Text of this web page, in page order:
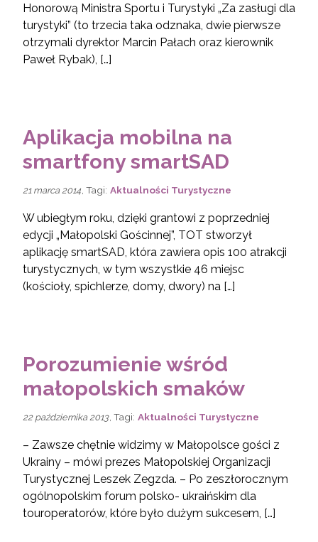
Honorową Ministra Sportu i Turystyki „Za zasługi dla
turystyki” (to trzecia taka odznaka, dwie pierwsze
otrzymali dyrektor Marcin Pałach oraz kierownik
Paweł Rybak), […]
Aplikacja mobilna na
smartfony smartSAD
21 marca 2014 , Tagi: Aktualności Turystyczne
W ubiegłym roku, dzięki grantowi z poprzedniej
edycji „Małopolski Gościnnej”, TOT stworzył
aplikację smartSAD, która zawiera opis 100 atrakcji
turystycznych, w tym wszystkie 46 miejsc
(kościoły, spichlerze, domy, dwory) na […]
Porozumienie wśród
małopolskich smaków
22 października 2013, Tagi: Aktualności Turystyczne
– Zawsze chętnie widzimy w Małopolsce gości z
Ukrainy – mówi prezes Małopolskiej Organizacji
Turystycznej Leszek Zegzda. – Po zeszłorocznym
ogólnopolskim forum polsko- ukraińskim dla
touroperatorów, które było dużym sukcesem, […]